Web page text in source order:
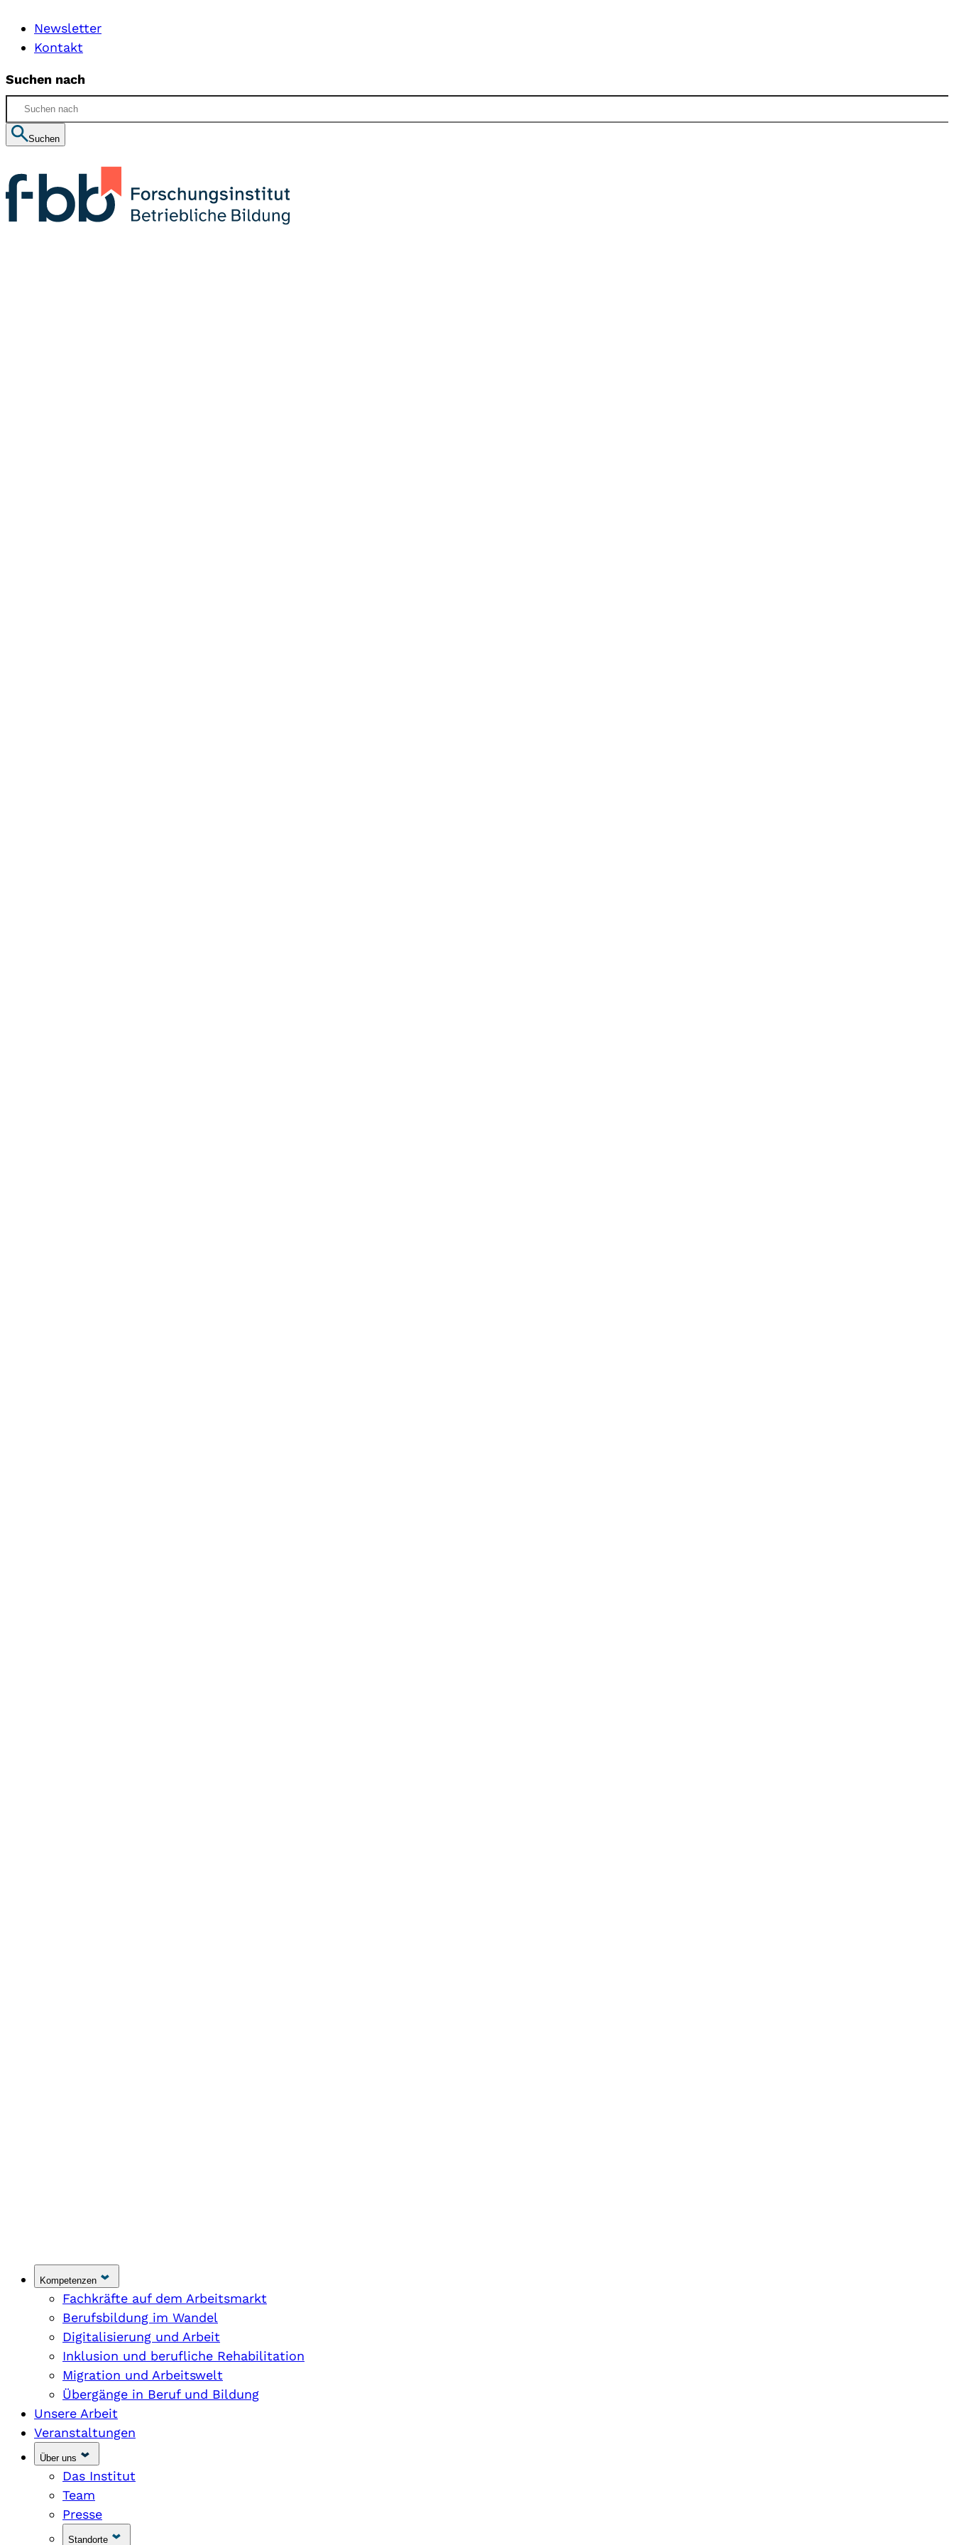
Newsletter
Kontakt
Suchen nach
Suchen
Kompetenzen
Fachkräfte auf dem Arbeitsmarkt
Berufsbildung im Wandel
Digitalisierung und Arbeit
Inklusion und berufliche Rehabilitation
Migration und Arbeitswelt
Übergänge in Beruf und Bildung
Unsere Arbeit
Veranstaltungen
Über uns
Das Institut
Team
Presse
Standorte